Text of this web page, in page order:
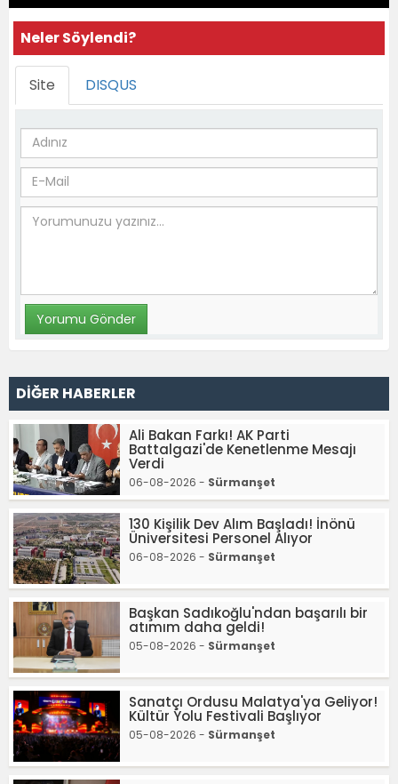
Neler Söylendi?
Site DISQUS
DİĞER HABERLER
Ali Bakan Farkı! AK Parti
Battalgazi'de Kenetlenme Mesajı
Verdi
06-08-2026 - Sürmanşet
130 Kişilik Dev Alım Başladı! İnönü
Üniversitesi Personel Alıyor
06-08-2026 - Sürmanşet
Başkan Sadıkoğlu'ndan başarılı bir
atımım daha geldi!
05-08-2026 - Sürmanşet
Sanatçı Ordusu Malatya'ya Geliyor!
Kültür Yolu Festivali Başlıyor
05-08-2026 - Sürmanşet